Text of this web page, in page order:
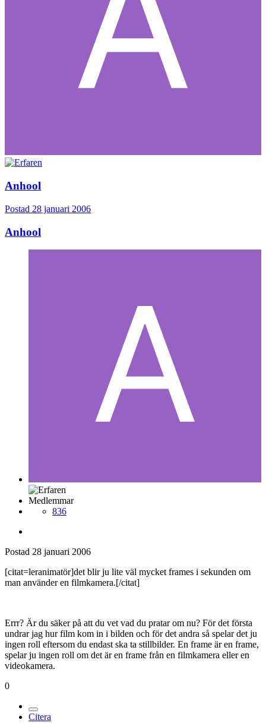
Anhool
Postad 28 januari 2006
Anhool
Medlemmar
836
Postad 28 januari 2006
[citat=leranimatör]det blir ju lite väl mycket frames i sekunden om
man använder en filmkamera.[/citat]
Errr? Är du säker på att du vet vad du pratar om nu? För det första
undrar jag hur film kom in i bilden och för det andra så spelar det ju
ingen roll eftersom du endast ska ta stillbilder. En frame är en frame,
spelar ju ingen roll om det är en frame från en filmkamera eller en
videokamera.
0
Citera